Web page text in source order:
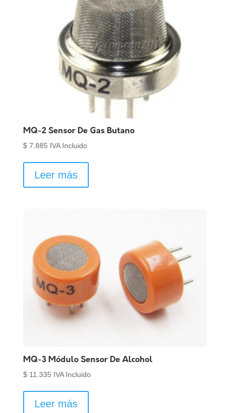
MQ-2 Sensor De Gas Butano
$7.885 IVA Incluido
Leer más
MQ-3 Módulo Sensor De Alcohol
$11.335 IVA Incluido
Leer más